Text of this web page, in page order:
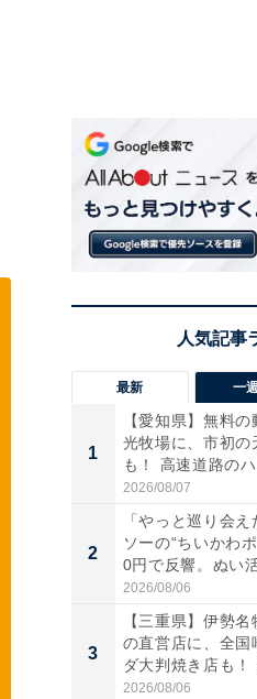
最新 一
1
【愛知県】無料
光牧場に、市初の
も！ 高速道路のハ
ア...
2026/08/07
2
「やっと巡り会
ソーの“ちいかわ
0円で反響。ぬい
2026/08/06
3
【三重県】伊勢名
の直営店に、全国
ダ大判焼き店も！
伊...
2026/08/06